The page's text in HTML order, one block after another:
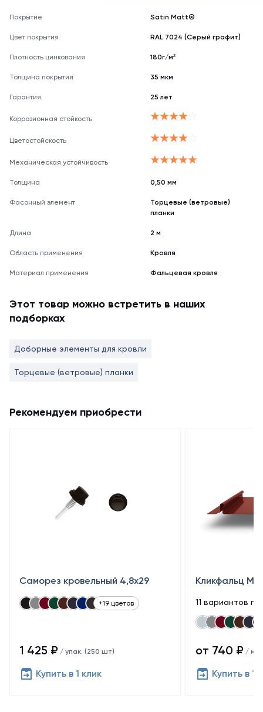
Покрытие Satin Matt®
Цвет покрытия RAL 7024 (Серый графит)
Плотность цинкования 180г/м²
Толщина покрытия 35 мкм
Гарантия 25 лет
Коррозионная стойкость
Цветостойскость
Механическая устойчивость
Толщина 0,50 мм
Фасонный элемент
Торцевые (ветровые)
планки
Длина 2 м
Область применения Кровля
Материал применения Фальцевая кровля
Этот товар можно встретить в наших
подборках
Доборные элементы для кровли
Торцевые (ветровые) планки
Рекомендуем приобрести
Саморез кровельный 4,8x29
+19 цветов
1 425 ₽ / упак. (250 шт)
Купить в 1 клик
Кликфальц
11 вариантов
от 740 ₽ / м²
Купить в 1